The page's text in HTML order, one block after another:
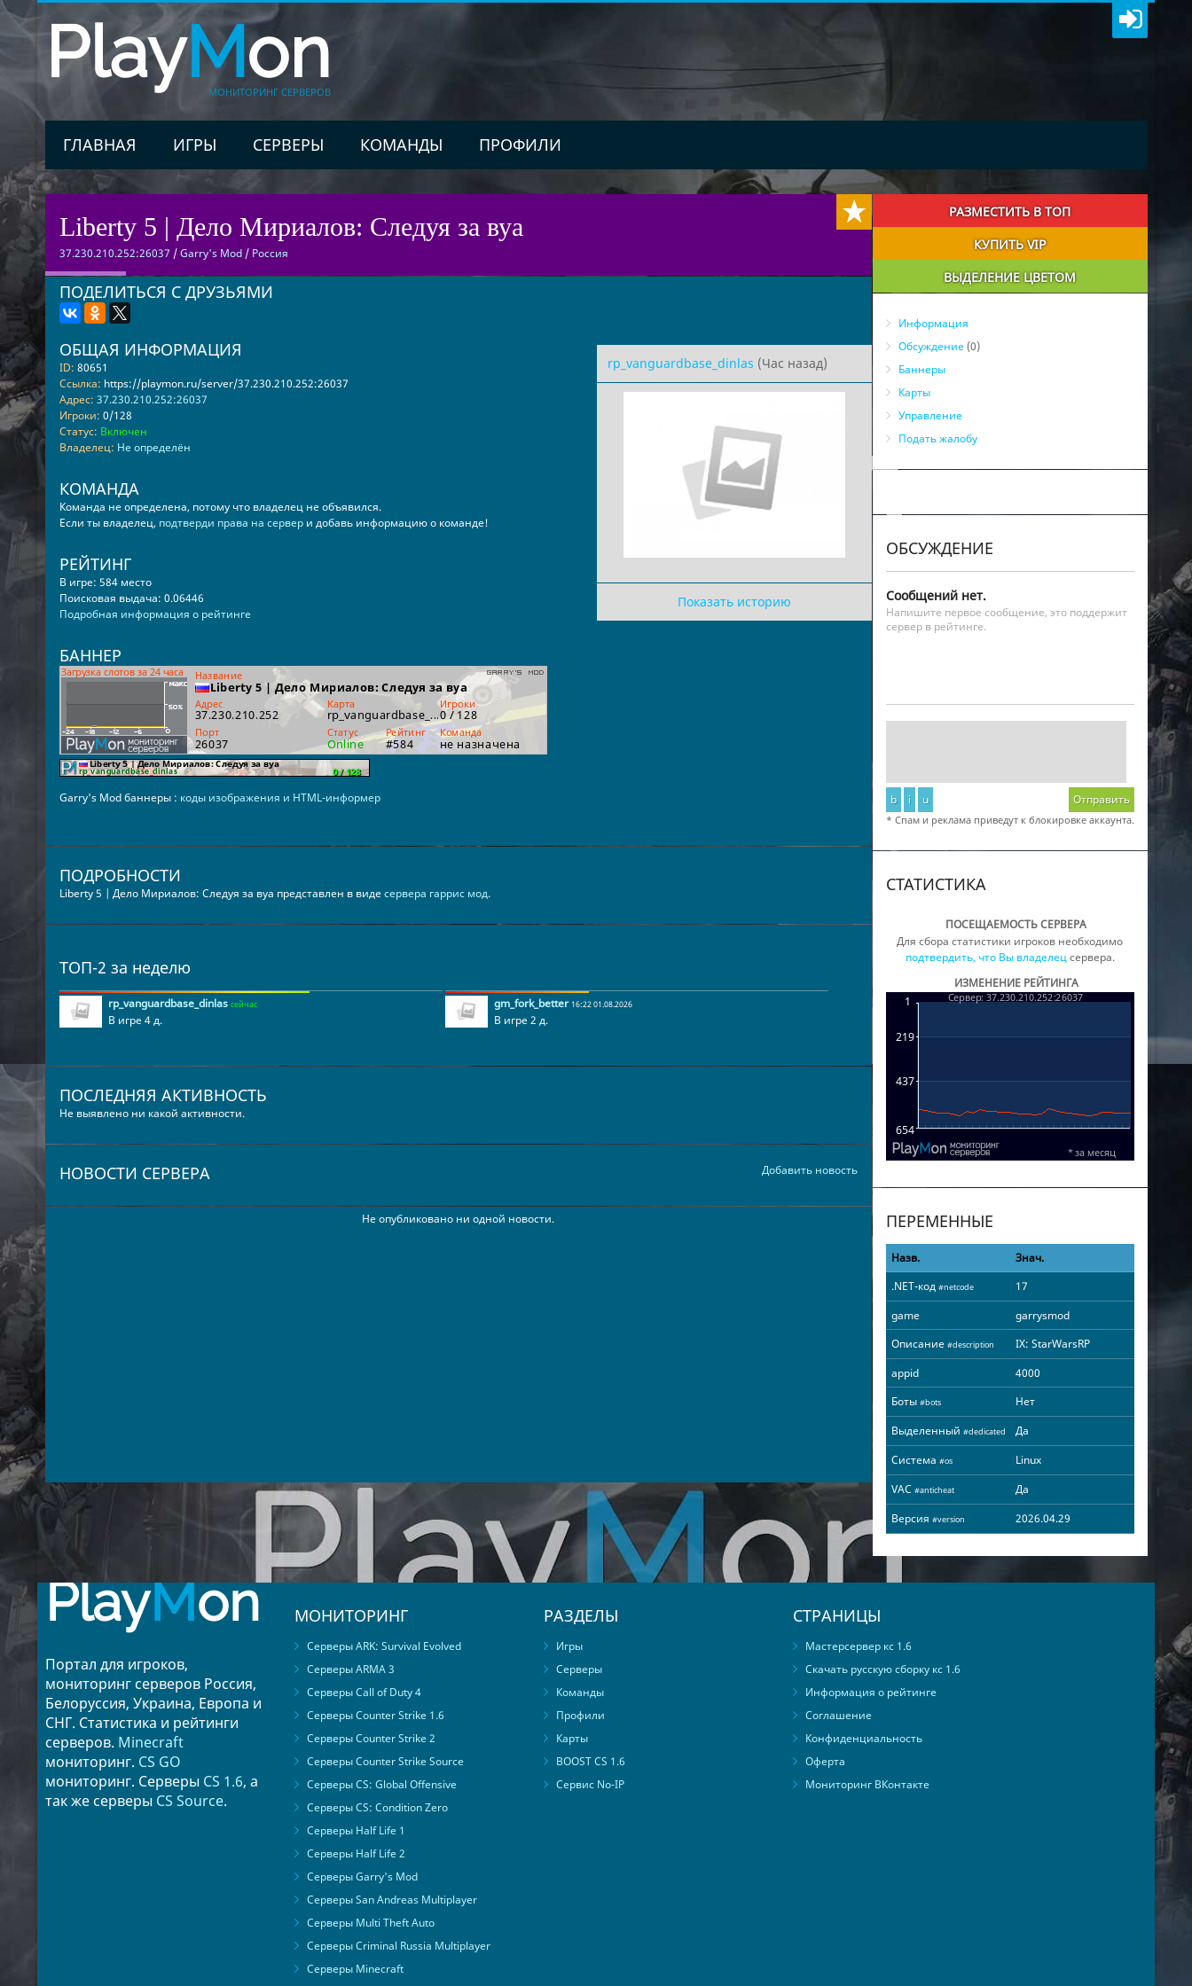
PlayMon
МОНИТОРИНГ СЕРВЕРОВ
ГЛАВНАЯ ИГРЫ СЕРВЕРЫ КОМАНДЫ ПРОФИЛИ
Liberty 5 | Дело Мириалов: Следуя за вуа
37.230.210.252:26037 /Garry's Mod/ Россия
ПОДЕЛИТЬСЯ С ДРУЗЬЯМИ
rp_vanguardbase_dinlas (Час назад)
Показать историю
ОБЩАЯ ИНФОРМАЦИЯ
ID: 80651
Ссылка: https://playmon.ru/server/37.230.210.252:26037
Адрес: 37.230.210.252:26037
Игроки: 0/128
Статус: Включен
Владелец: Не определён
КОМАНДА
Команда не определена, потому что владелец не объявился.
Если ты владелец, подтверди права на сервери добавь информацию о команде!
РЕЙТИНГ
В игре: 584 место
Поисковая выдача: 0.06446
Подробная информация о рейтинге
БАННЕР
Garry's Mod баннеры : коды изображения и HTML-информер
ПОДРОБНОСТИ
Liberty 5 | Дело Мириалов: Следуя за вуа представлен в видесервера гаррис мод.
ТОП-2 за неделю
rp_vanguardbase_dinlas сейчас
В игре 4 д.
gm_fork_better 16:22 01.08.2026
В игре 2 д.
ПОСЛЕДНЯЯ АКТИВНОСТЬ
Не выявлено ни какой активности.
Добавить новость
НОВОСТИ СЕРВЕРА
Не опубликовано ни одной новости.
РАЗМЕСТИТЬ В ТОП
КУПИТЬ VIP
ВЫДЕЛЕНИЕ ЦВЕТОМ
Информация
Обсуждение(0)
Баннеры
Карты
Управление
Подать жалобу
ОБСУЖДЕНИЕ
Сообщений нет.
Напишите первое сообщение, это поддержит
сервер в рейтинге.
b i u Отправить
* Спам и реклама приведут к блокировке аккаунта.
СТАТИСТИКА
ПОСЕЩАЕМОСТЬ СЕРВЕРА
Для сбора статистики игроков необходимо
подтвердить, что Вы владелецсервера.
ИЗМЕНЕНИЕ РЕЙТИНГА
ПЕРЕМЕННЫЕ
Назв.
Знач.
.NET-код #netcode
17
game
garrysmod
Описание #description
IX: StarWarsRP
appid
4000
Боты #bots
Нет
Выделенный #dedicated
Да
Система #os
Linux
VAC #anticheat
Да
Версия #version 2026.04.29
PlayMon
Портал для игроков,
мониторинг серверов Россия,
Белоруссия, Украина, Европа и
СНГ. Статистика и рейтинги
серверов. Minecraft
мониторинг. CS GO
мониторинг. Серверы CS 1.6, а
так же серверы CS Source.
МОНИТОРИНГ
Серверы ARK: Survival Evolved
Серверы ARMA 3
Серверы Call of Duty 4
Серверы Counter Strike 1.6
Серверы Counter Strike 2
Серверы Counter Strike Source
Серверы CS: Global Offensive
Серверы CS: Condition Zero
Серверы Half Life 1
Серверы Half Life 2
Серверы Garry's Mod
Серверы San Andreas Multiplayer
Серверы Multi Theft Auto
Серверы Criminal Russia Multiplayer
Серверы Minecraft
РАЗДЕЛЫ
Игры
Серверы
Команды
Профили
Карты
BOOST CS 1.6
Сервис No-IP
СТРАНИЦЫ
Мастерсервер кс 1.6
Скачать русскую сборку кс 1.6
Информация о рейтинге
Соглашение
Конфиденциальность
Оферта
Мониторинг ВКонтакте